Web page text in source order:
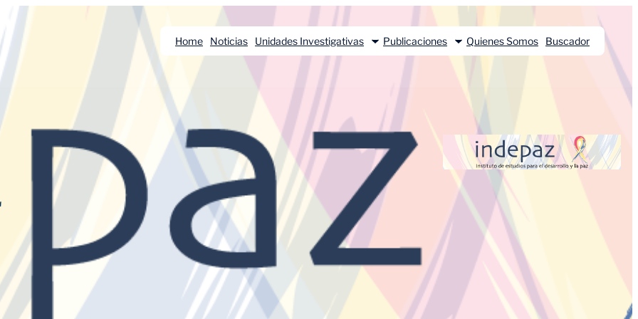
Home Noticias Unidades Investigativas Publicaciones Quienes Somos Buscador